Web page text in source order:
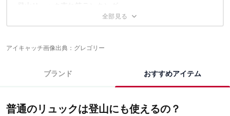
【グレゴリー】 テント泊向けリュックの人気高し！
【マムート】 独自の背面システムで背負い心地を向上
登山リュック売れ筋ランキング
登山リュックに関するこちらの記事もおすすめ
アイキャッチ画像出典： グレゴリー
ブランド おすすめアイテム
普通のリュックは登山にも使えるの？